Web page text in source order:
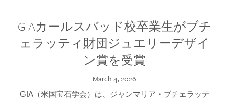
GIAカールスバッド校卒業生がブチ
ェラッティ財団ジュエリーデザイ
ン賞を受賞
March 4, 2026
GIA（米国宝石学会）は、ジャンマリア・ブチェラッテ